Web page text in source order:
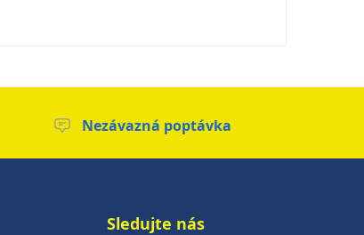
Nezávazná poptávka
Sledujte nás